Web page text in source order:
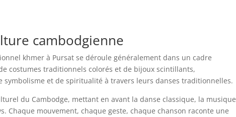
cambodgienne
khmer à Pursat se déroule généralement dans un cadre
costumes traditionnels colorés et de bijoux scintillants,
et de spiritualité à travers leurs danses traditionnelles.
du Cambodge, mettant en avant la danse classique, la musique
Chaque mouvement, chaque geste, chaque chanson raconte une